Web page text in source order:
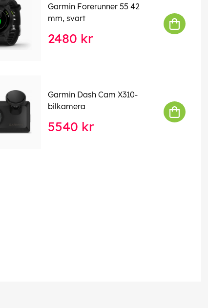
Garmin Forerunner 55 42
mm, svart
2480 kr
Garmin Dash Cam X310-
bilkamera
5540 kr